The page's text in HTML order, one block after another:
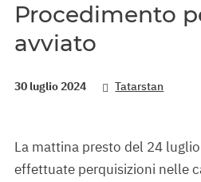
Procedimento
avviato
30 luglio 2024 Tatarstan
La mattina presto del 24
effettuate perquisizioni nelle